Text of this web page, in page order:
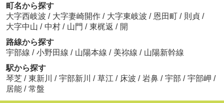
町名から探す
大字西岐波 / 大字妻崎開作 / 大字東岐波 / 恩田町 / 則貞 /
大字中山 / 中村 / 山門 / 東梶返 / 開
路線から探す
宇部線 / 小野田線 / 山陽本線 / 美祢線 / 山陽新幹線
駅から探す
琴芝 / 東新川 / 宇部新川 / 草江 / 床波 / 岩鼻 / 宇部 / 宇部岬 /
居能 / 常盤